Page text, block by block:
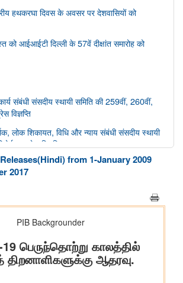
हथकरघा दिवस के अवसर पर देशवासियों को
को आईआईटी दिल्ली के 57वें दीक्षांत समारोह को
संबंधी संसदीय स्थायी समिति की 259वीं, 260वीं,
विज्ञप्ति
लोक शिकायत, विधि और न्याय संबंधी संसदीय स्थायी
पर प्रेस विज्ञप्ति
लोक शिकायत, विधि और न्याय संबंधी संसदीय स्थायी
पर प्रेस विज्ञप्ति
तथा प्रौद्योगिकी, पर्यावरण, वन और जलवायु परिवर्तन
की 412वीं रिपोर्ट पर प्रेस विज्ञप्ति
तथा प्रौद्योगिकी, पर्यावरण, वन और जलवायु परिवर्तन
कल्याण संबंधी संसदीय स्थायी समिति की 175वीं, 176
प्रेस विज्ञप्ति
from 1-January 2009
2017